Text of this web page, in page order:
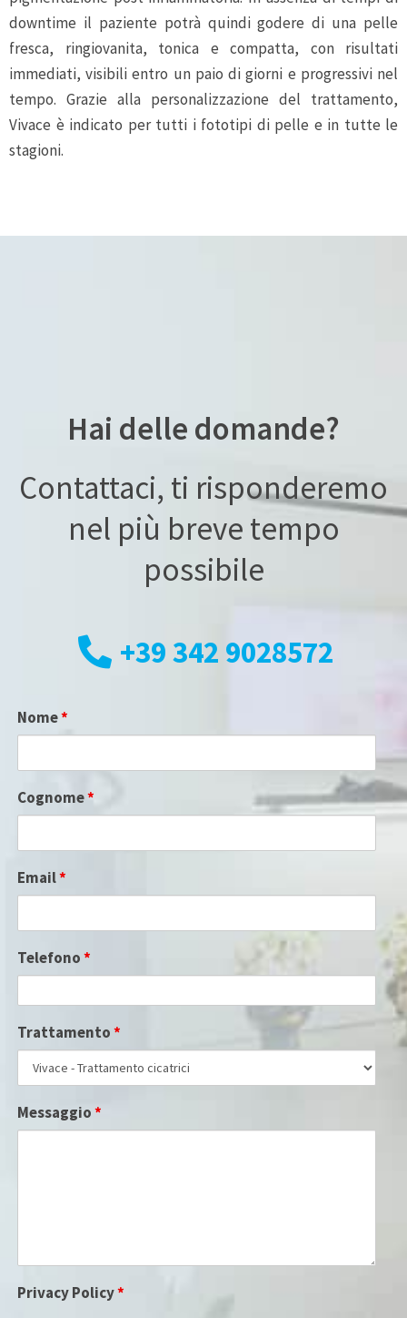
downtime il paziente potrà quindi godere di una pelle
fresca, ringiovanita, tonica e compatta, con risultati
immediati, visibili entro un paio di giorni e progressivi nel
tempo. Grazie alla personalizzazione del trattamento,
Vivace è indicato per tutti i fototipi di pelle e in tutte le
stagioni.
Hai delle domande?
Contattaci, ti risponderemo
nel più breve tempo
possibile
+39 342 9028572
Nome*
Cognome*
Email*
Telefono*
Trattamento*
Messaggio*
Privacy Policy*